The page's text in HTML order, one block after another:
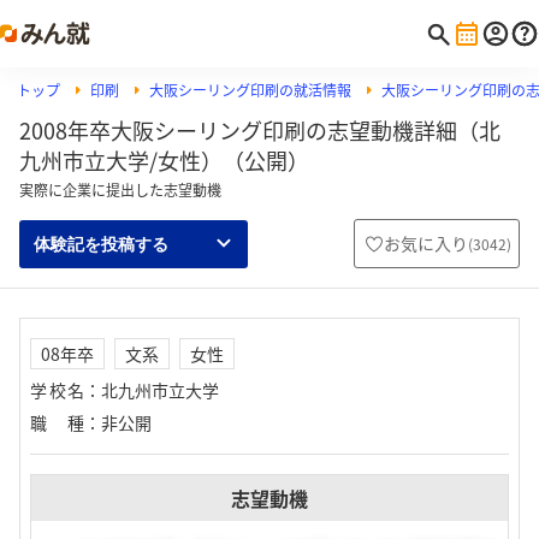
トップ 印刷 大阪シーリング印刷の就活情報 大阪シーリング印刷の
2008年卒大阪シーリング印刷の志望動機詳細（北
九州市立大学/女性）（公開）
実際に企業に提出した志望動機
体験記を投稿する お気に入り (3042)
08年卒 文系
女性
学校名 ： 北九州市立大学
職種 ： 非公開
志望動機